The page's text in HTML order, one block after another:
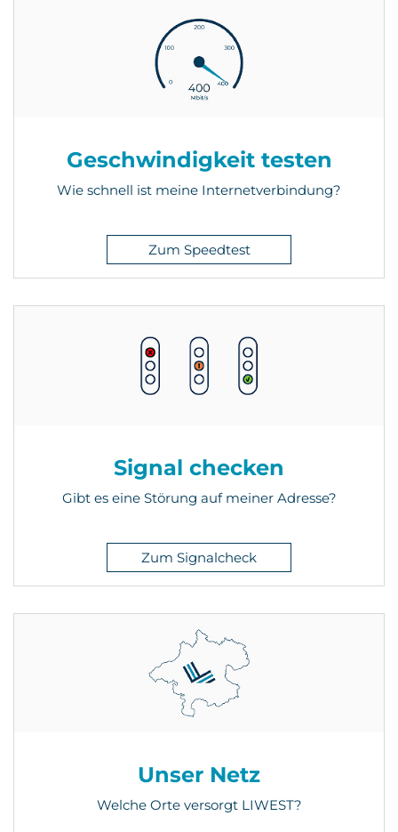
Geschwindigkeit testen
Wie schnell ist meine Internetverbindung?
Zum Speedtest
Signal checken
Gibt es eine Störung auf meiner Adresse?
Zum Signalcheck
Unser Netz
Welche Orte versorgt LIWEST?